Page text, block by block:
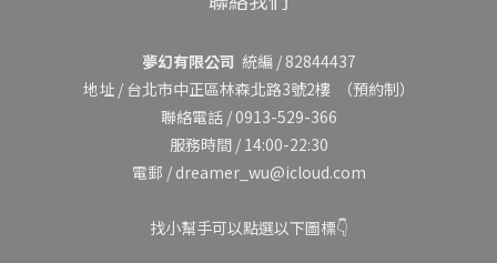
夢幻有限公司 統編 / 82844437
地址 / 台北市中正區林森北路3號2樓（預約制）
聯絡電話 / 0913-529-366
服務時間 / 14:00-22:30
電郵 / dreamer_wu@icloud.com
找小幫手可以點選以下圖標👇